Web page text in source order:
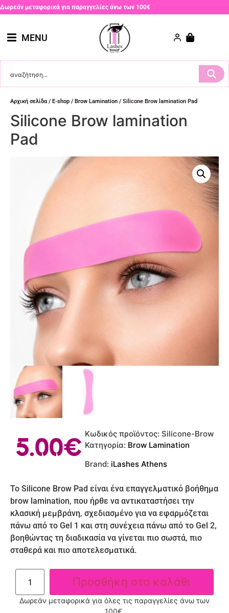
Δωρεάν μεταφορικά για παραγγελίες άνω των 100€
MENU
Αρχική σελίδα / E-shop / Brow Lamination / Silicone Brow lamination Pad
Silicone Brow lamination
Pad
5.00€ Κωδικός προϊόντος: Silicone-Brow
Κατηγορία: Brow Lamination
Brand: iLashes Athens
Το Silicone Brow Pad είναι ένα επαγγελματικό βοήθημα
brow lamination, που ήρθε να αντικαταστήσει την
κλασική μεμβράνη, σχεδιασμένο για να εφαρμόζεται
πάνω από το Gel 1 και στη συνέχεια πάνω από το Gel 2,
βοηθώντας τη διαδικασία να γίνεται πιο σωστά, πιο
σταθερά και πιο αποτελεσματικά.
Προσθήκη στο καλάθι
Δωρεάν μεταφορικά για όλες τις παραγγελίες άνω των